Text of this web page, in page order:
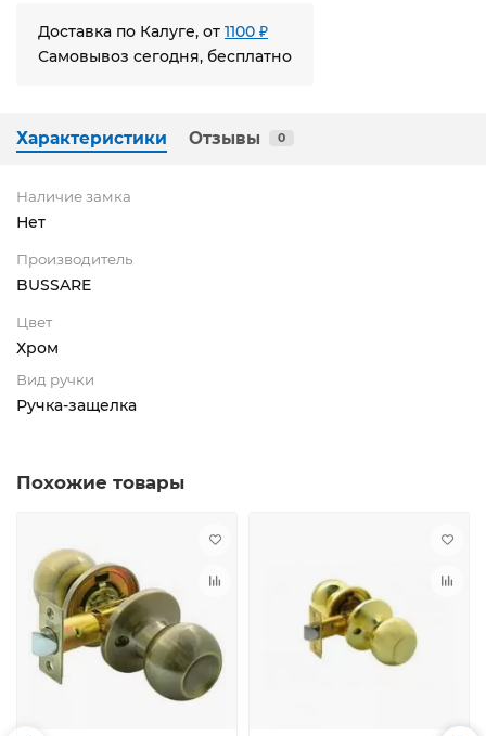
Доставка по Калуге, от 1100 ₽
Самовывоз сегодня, бесплатно
Характеристики Отзывы 0
Наличие замка
Нет
Производитель
BUSSARE
Цвет
Хром
Вид ручки
Ручка-защелка
Похожие товары